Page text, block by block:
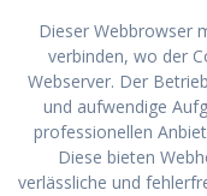
Dieser Webbrowser
verbinden, wo der
Webserver. Der
und aufwendige
professionellen
Diese bieten
verlässliche und